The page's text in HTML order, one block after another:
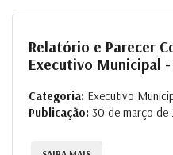
Relatório e Parecer
Executivo Municipal
Categoria: Executivo
Publicação: 30 de março de